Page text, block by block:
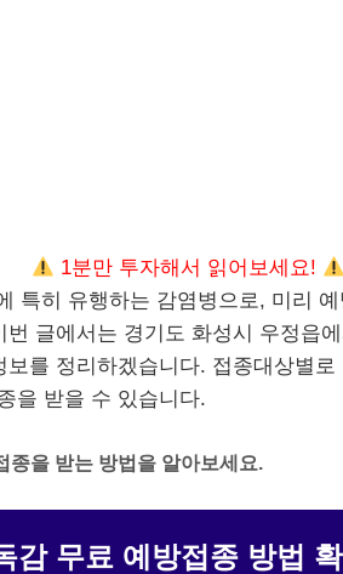
1분만 투자해서 읽어보세요!
특히 유행하는 감염병으로, 미리
글에서는 경기도 화성시 우정읍
를 정리하겠습니다. 접종대상별
을 받을 수 있습니다.
을 받는 방법을 알아보세요.
감 무료 예방접종 방법 확